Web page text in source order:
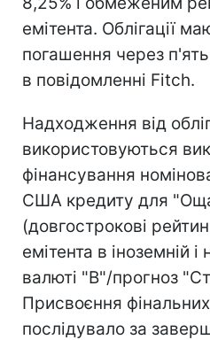
емітента. Облігації
погашення через
в повідомленні Fitch.
Надходження від
використовуються
фінансування
США кредиту для
(довгострокові
емітента в іноземній і
валюті "B"/прогноз
Присвоєння
послідувало за